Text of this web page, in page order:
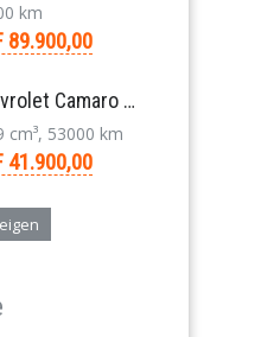
km
89.900,00
Chevrolet Camaro SS 396 LS3 Coupe Aut. 1971
cm³, 53000 km
41.900,00